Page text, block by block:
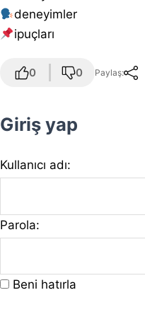
deneyimler
i̇puçları
0 0 Paylaş:
Giriş yap
Kullanıcı adı:
Parola:
Beni hatırla